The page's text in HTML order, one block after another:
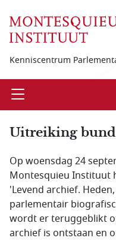
Kenniscentrum
Open
Uitreiking
Op woensdag 24
Montesquieu Instituut
'Levend archief.
parlementair
wordt er teruggeblikt
archief is ontstaan en